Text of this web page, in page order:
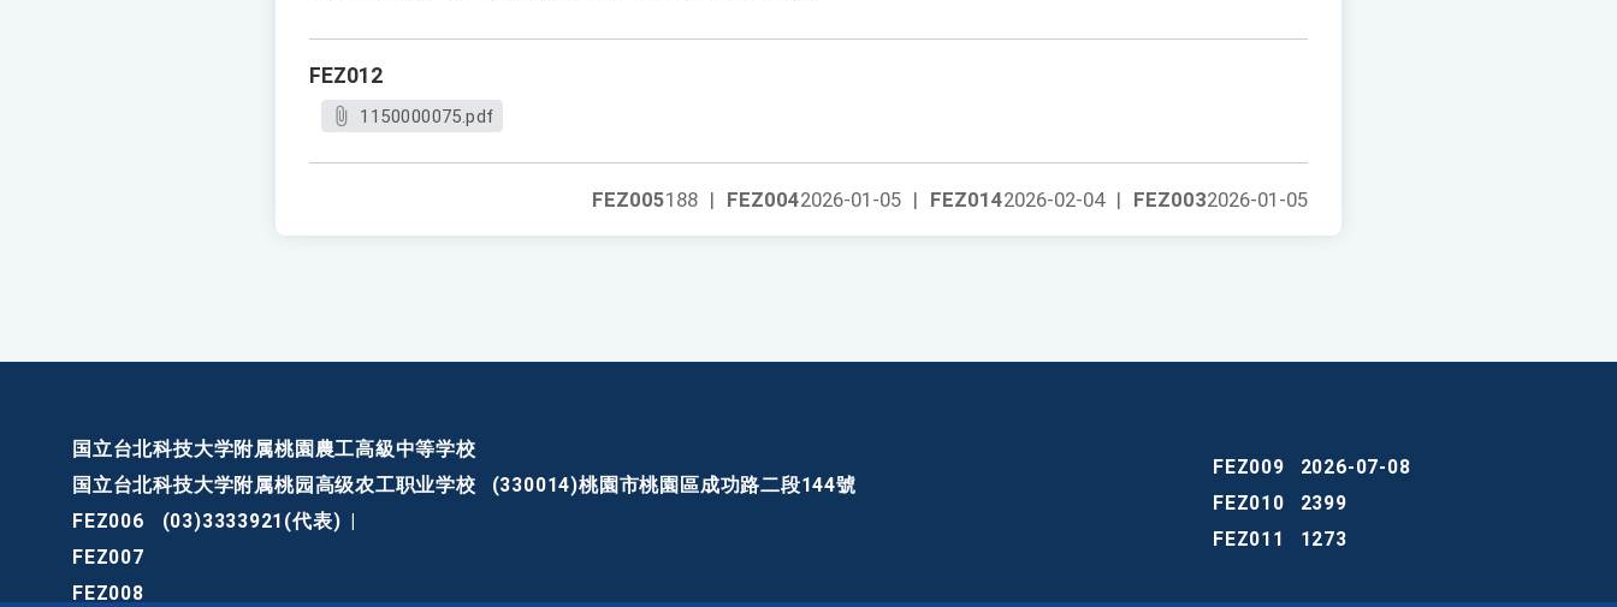
FEZ012
1150000075.pdf
FEZ0032026-01-05
FEZ0142026-02-04 |
FEZ0042026-01-05 |
FEZ005188 |
国立台北科技大学附属桃園農工高級中等学校
国立台北科技大学附属桃园高级农工职业学校
(330014)桃園市桃園區成功路二段144號
FEZ006
(03)3333921(代表)
FEZ007
FEZ008
FEZ009
2026-07-08
FEZ010
2399
FEZ011
1273